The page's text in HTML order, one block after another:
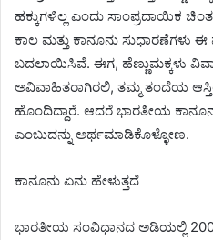
ಹಕ್ಕುಗಳಿಲ್ಲ ಎಂದು ಸಾಂಪ್ರದಾಯಿಕ
ಕಾಲ ಮತ್ತು ಕಾನೂನು ಸುಧಾರಣೆಗಳು
ಬದಲಾಯಿಸಿವೆ. ಈಗ, ಹೆಣ್ಣುಮಕ್ಕಳು
ಅವಿವಾಹಿತರಾಗಿರಲಿ, ತಮ್ಮ ತಂದೆಯ
ಹೊಂದಿದ್ದಾರೆ. ಆದರೆ ಭಾರತೀಯ
ಎಂಬುದನ್ನು ಅರ್ಥಮಾಡಿಕೊಳ್ಳೋಣ.
ಕಾನೂನು ಏನು ಹೇಳುತ್ತದೆ
ಭಾರತೀಯ ಸಂವಿಧಾನದ ಅಡಿಯಲ್ಲಿ